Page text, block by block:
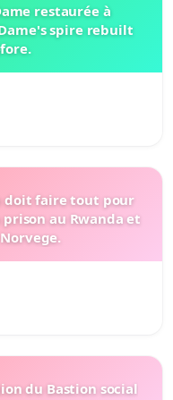
restaurée à
spire rebuilt
doit faire tout pour
au Rwanda et
du Bastion social